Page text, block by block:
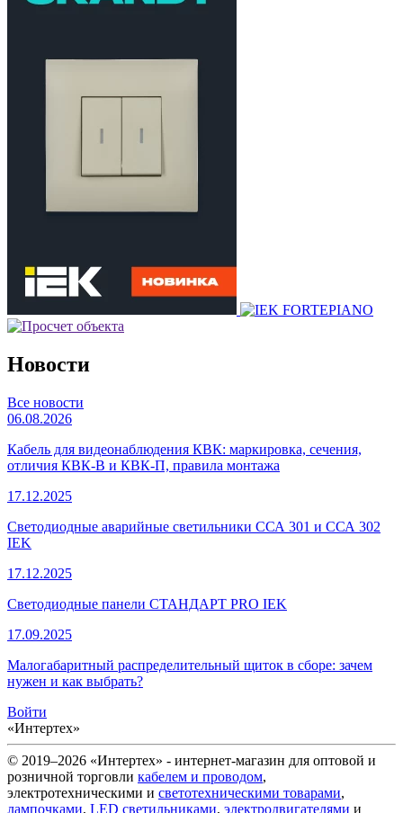
Новости
Все новости
06.08.2026
Кабель для видеонаблюдения КВК: маркировка, сечения,
отличия КВК-В и КВК-П, правила монтажа
17.12.2025
Светодиодные аварийные светильники ССА 301 и ССА 302
IEK
17.12.2025
Светодиодные панели СТАНДАРТ PRO IEK
17.09.2025
Малогабаритный распределительный щиток в сборе: зачем
нужен и как выбрать?
Войти
«Интертех»
© 2019–2026 «Интертех» - интернет-магазин для оптовой и
розничной торговли кабелем и проводом,
электротехническими и светотехническими товарами,
лампочками, LED светильниками, электродвигателями и